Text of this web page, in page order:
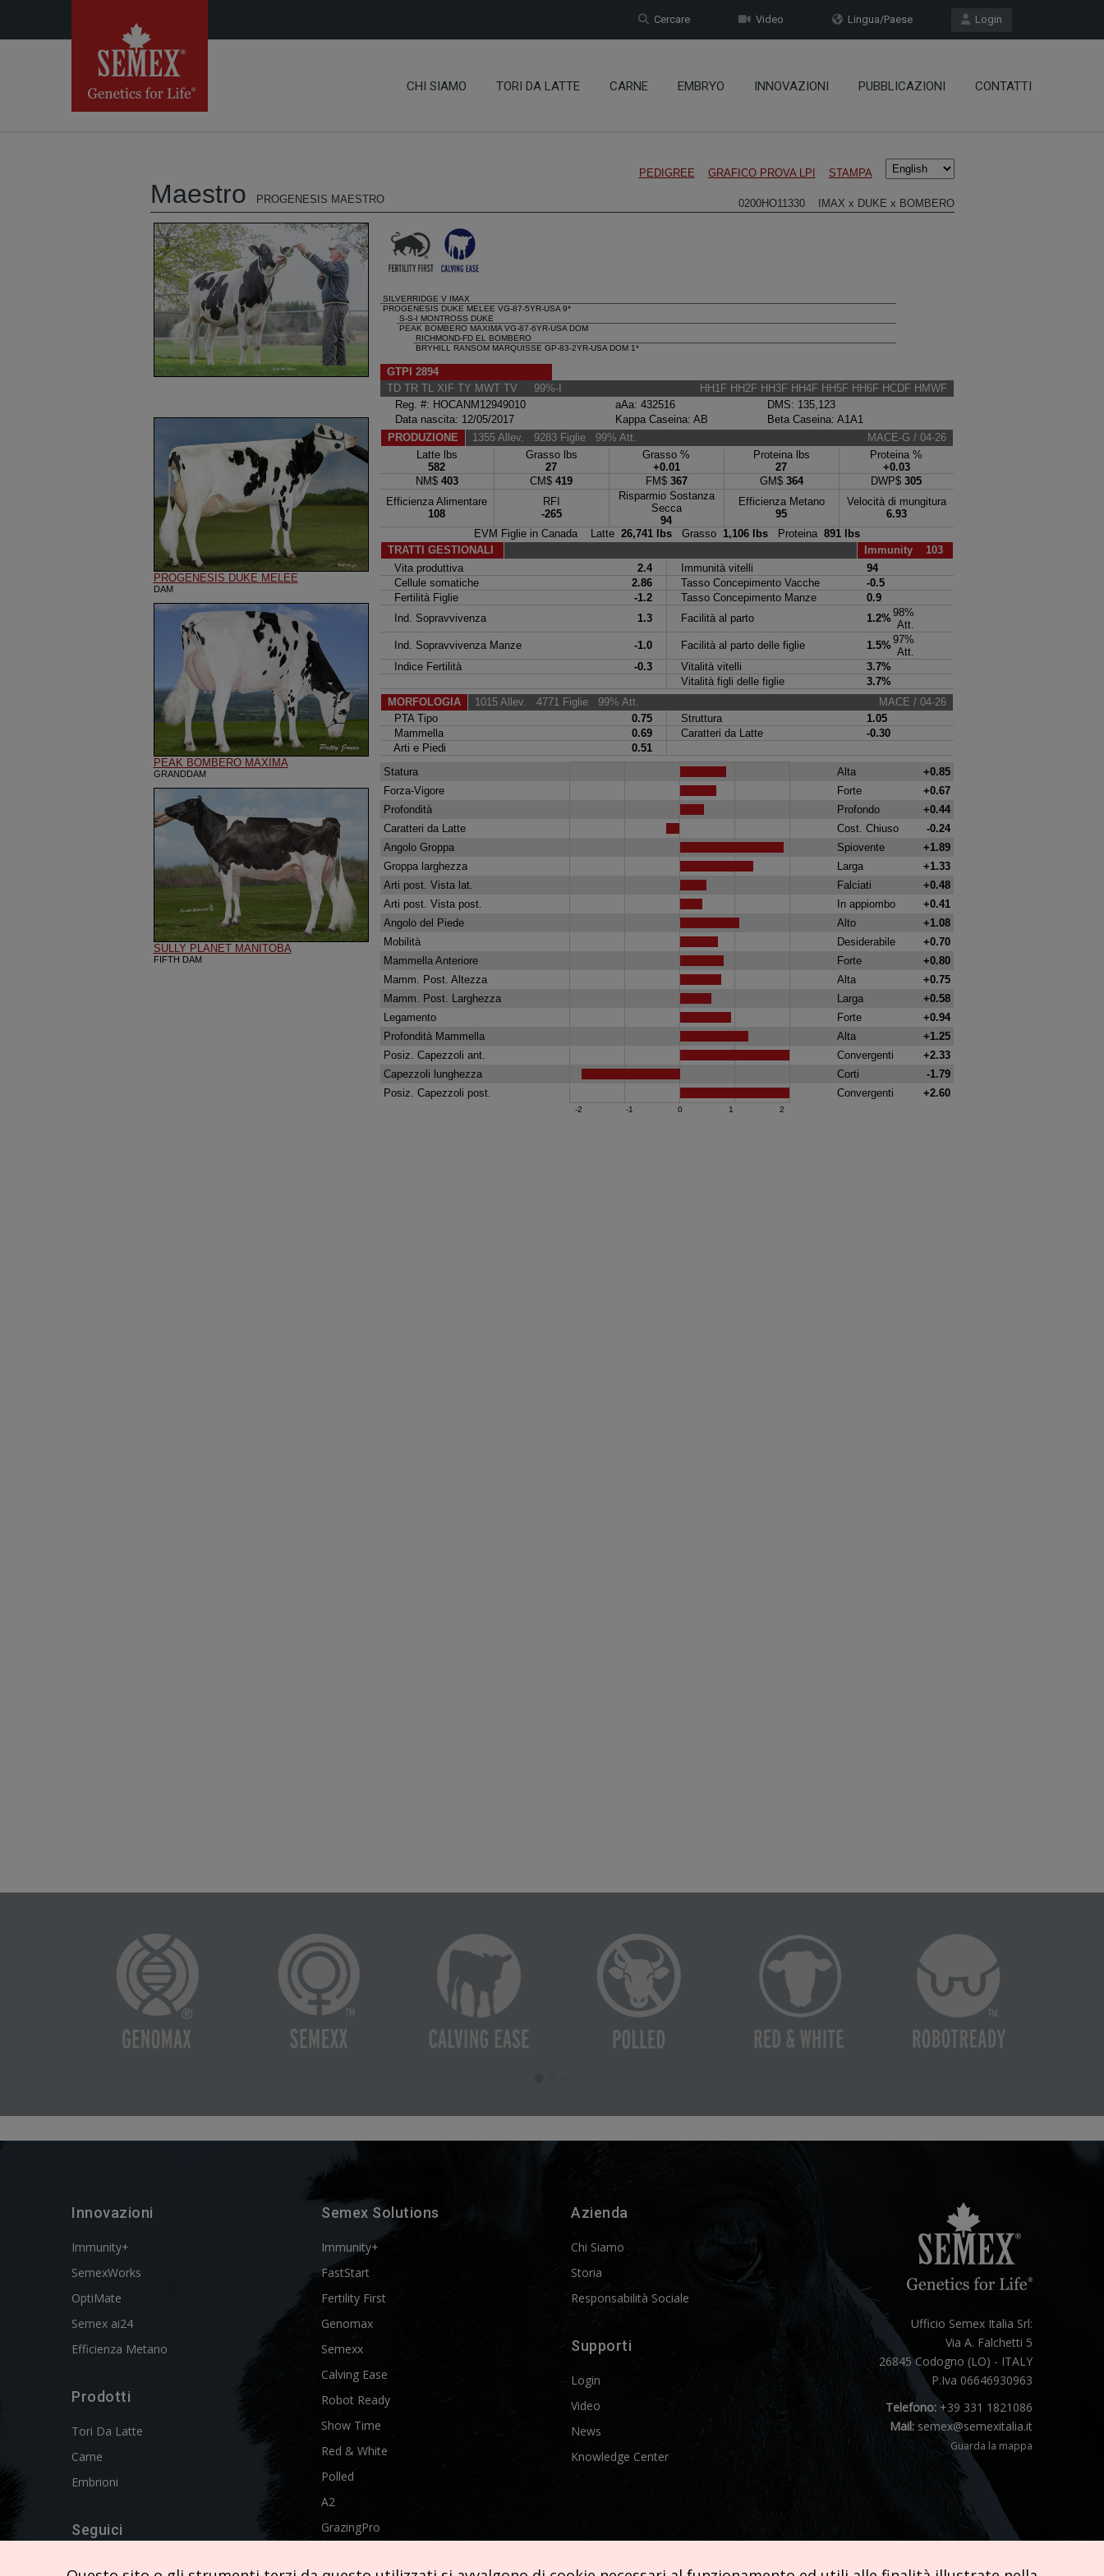
Login
Lingua/Paese
Video
Cercare
CHI SIAMO TORI DA LATTE CARNE EMBRYO INNOVAZIONI PUBBLICAZIONI CONTATTI
Innovazioni
Immunity+
SemexWorks
OptiMate
Semex ai24
Efficienza Metano
Prodotti
Tori Da Latte
Carne
Embrioni
Seguici
Semex Solutions
Immunity+
FastStart
Fertility First
Genomax
Semexx
Calving Ease
Robot Ready
Show Time
Red & White
Polled
A2
GrazingPro
Azienda
Chi Siamo
Storia
Responsabilità Sociale
Supporti
Login
Video
News
Knowledge Center
Ufficio Semex Italia Srl:
Via A. Falchetti 5
26845 Codogno (LO) - ITALY
P.Iva 06646930963
Telefono:+39 331 1821086
Mail: semex@semexitalia.it
Guarda la mappa